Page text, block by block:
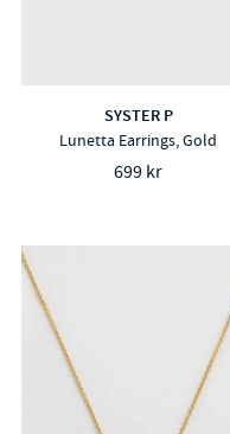
SYSTER P
Lunetta Earrings, Gold
699 kr